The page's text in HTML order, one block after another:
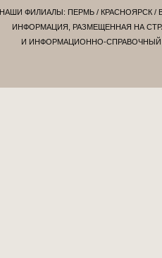
НАШИ ФИЛИАЛЫ: ПЕРМЬ / КРАСНОЯРСК /
ИНФОРМАЦИЯ, РАЗМЕЩЕННАЯ НА
И ИНФОРМАЦИОННО-СПРАВОЧНЫЙ